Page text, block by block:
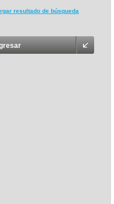
resultado de búsqueda